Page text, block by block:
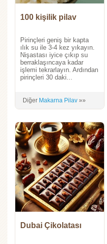
100 kişilik pilav
Pirinçleri geniş bir kapta
ılık su ile 3-4 kez yıkayın.
Nişastası iyice çıkıp su
berraklaşıncaya kadar
işlemi tekrarlayın. Ardından
pirinçleri 30 daki...
Diğer Makarna Pilav »»
Dubai Çikolatası